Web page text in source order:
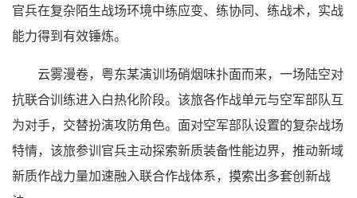
官兵在复杂陌生战场环境中练应变、练协同、练战术，实战
能力得到有效锤炼。
云雾漫卷，粤东某演训场硝烟味扑面而来，一场陆空对
抗联合训练进入白热化阶段。该旅各作战单元与空军部队互
为对手，交替扮演攻防角色。面对空军部队设置的复杂战场
特情，该旅参训官兵主动探索新质装备性能边界，推动新域
新质作战力量加速融入联合作战体系，摸索出多套创新战